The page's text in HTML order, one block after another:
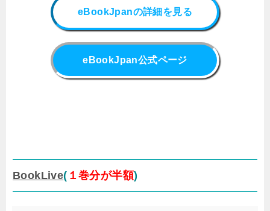
eBookJpanの詳細を見る
eBookJpan公式ページ
BookLive( １巻分が半額)